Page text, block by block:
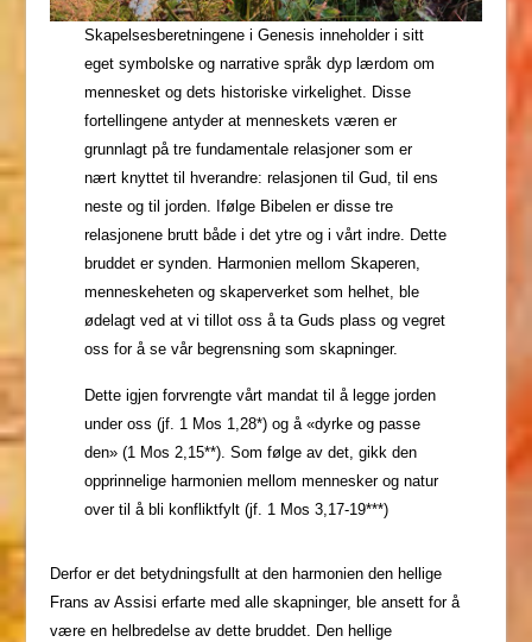
Skapelsesberetningene i Genesis inneholder i sitt
eget symbolske og narrative språk dyp lærdom om
mennesket og dets historiske virkelighet. Disse
fortellingene antyder at menneskets væren er
grunnlagt på tre fundamentale relasjoner som er
nært knyttet til hverandre: relasjonen til Gud, til ens
neste og til jorden. Ifølge Bibelen er disse tre
relasjonene brutt både i det ytre og i vårt indre. Dette
bruddet er synden. Harmonien mellom Skaperen,
menneskeheten og skaperverket som helhet, ble
ødelagt ved at vi tillot oss å ta Guds plass og vegret
oss for å se vår begrensning som skapninger.
Dette igjen forvrengte vårt mandat til å legge jorden
under oss (jf. 1 Mos 1,28*) og å «dyrke og passe
den» (1 Mos 2,15**). Som følge av det, gikk den
opprinnelige harmonien mellom mennesker og natur
over til å bli konfliktfylt (jf. 1 Mos 3,17-19***)
Derfor er det betydningsfullt at den harmonien den hellige
Frans av Assisi erfarte med alle skapninger, ble ansett for å
være en helbredelse av dette bruddet. Den hellige